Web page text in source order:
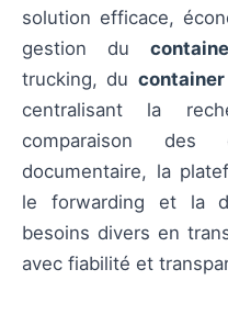
solution efficace,
gestion du
trucking, du container
centralisant la
comparaison
documentaire, la
le forwarding et la
besoins divers en
avec fiabilité et